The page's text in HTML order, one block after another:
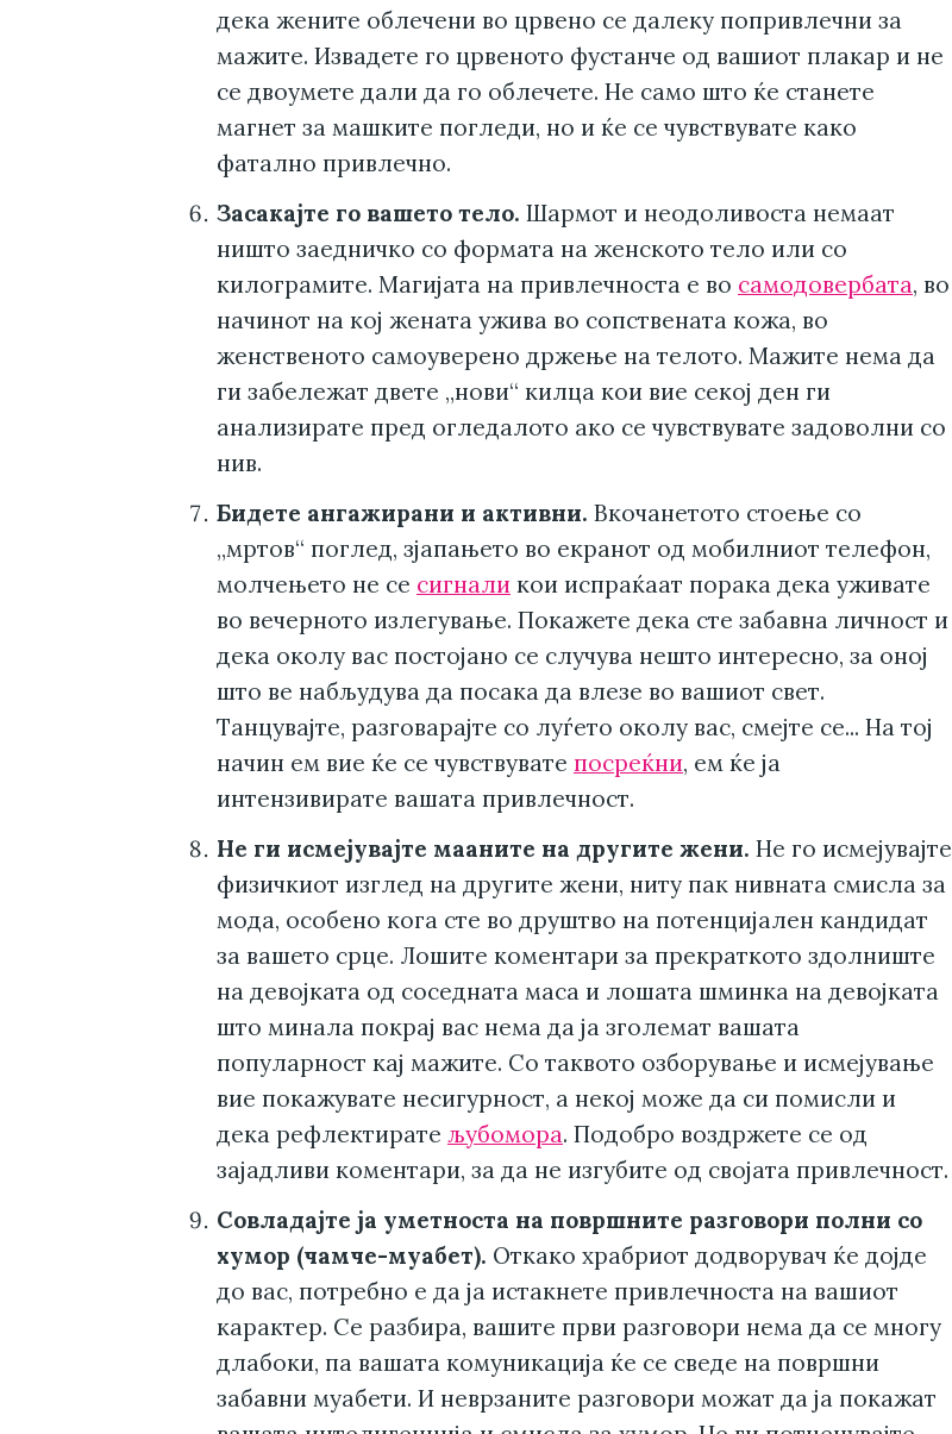
дека жените облечени во црвено се далеку попривлечни за
мажите. Извадете го црвеното фустанче од вашиот плакар и не
се двоумете дали да го облечете. Не само што ќе станете
магнет за машките погледи, но и ќе се чувствувате како
фатално привлечно.
Засакајте го вашето тело. Шармот и неодоливоста немаат
ништо заедничко со формата на женското тело или со
килограмите. Магијата на привлечноста е во самодовербата, во
начинот на кој жената ужива во сопствената кожа, во
женственото самоуверено држење на телото. Мажите нема да
ги забележат двете „нови“ килца кои вие секој ден ги
анализирате пред огледалото ако се чувствувате задоволни со
нив.
Бидете ангажирани и активни. Вкочанетото стоење со
„мртов“ поглед, зјапањето во екранот од мобилниот телефон,
молчењето не се сигнали кои испраќаат порака дека уживате
во вечерното излегување. Покажете дека сте забавна личност и
дека околу вас постојано се случува нешто интересно, за оној
што ве набљудува да посака да влезе во вашиот свет.
Танцувајте, разговарајте со луѓето околу вас, смејте се... На тој
начин ем вие ќе се чувствувате посреќни, ем ќе ја
интензивирате вашата привлечност.
Не ги исмејувајте мааните на другите жени. Не го исмејувајте
физичкиот изглед на другите жени, ниту пак нивната смисла за
мода, особено кога сте во друштво на потенцијален кандидат
за вашето срце. Лошите коментари за прекраткото здолниште
на девојката од соседната маса и лошата шминка на девојката
што минала покрај вас нема да ја зголемат вашата
популарност кај мажите. Со таквото озборување и исмејување
вие покажувате несигурност, а некој може да си помисли и
дека рефлектирате љубомора. Подобро воздржете се од
зајадливи коментари, за да не изгубите од својата привлечност.
Совладајте ја уметноста на површните разговори полни со
хумор (чамче-муабет). Откако храбриот додворувач ќе дојде
до вас, потребно е да ја истакнете привлечноста на вашиот
карактер. Се разбира, вашите први разговори нема да се многу
длабоки, па вашата комуникација ќе се сведе на површни
забавни муабети. И неврзаните разговори можат да ја покажат